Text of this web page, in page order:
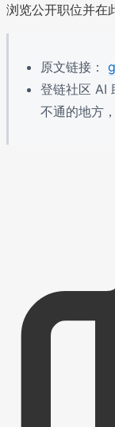
浏览公开职位并在
原文链接：
登链社区 AI
不通的地方